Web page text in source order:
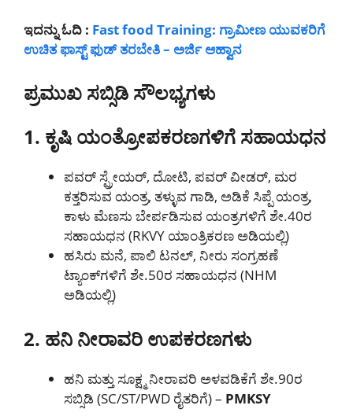
ಇದನ್ನು ಓದಿ : Fast food Training: ಗ್ರಾಮೀಣ ಯುವಕರಿಗೆ
ಉಚಿತ ಫಾಸ್ಟ್ ಫುಡ್ ತರಬೇತಿ – ಅರ್ಜಿ ಆಹ್ವಾನ
ಪ್ರಮುಖ ಸಬ್ಸಿಡಿ ಸೌಲಭ್ಯಗಳು
1. ಕೃಷಿ ಯಂತ್ರೋಪಕರಣಗಳಿಗೆ ಸಹಾಯಧನ
ಪವರ್ ಸ್ಪ್ರೇಯರ್, ದೋಟಿ, ಪವರ್ ವೀಡರ್, ಮರ
ಕತ್ತರಿಸುವ ಯಂತ್ರ, ತಳ್ಳುವ ಗಾಡಿ, ಅಡಿಕೆ ಸಿಪ್ಪೆ ಯಂತ್ರ,
ಕಾಳು ಮೆಣಸು ಬೇರ್ಪಡಿಸುವ ಯಂತ್ರಗಳಿಗೆ ಶೇ.40ರ
ಸಹಾಯಧನ (RKVY ಯಾಂತ್ರಿಕರಣ ಅಡಿಯಲ್ಲಿ)
ಹಸಿರು ಮನೆ, ಪಾಲಿ ಟನಲ್, ನೀರು ಸಂಗ್ರಹಣೆ
ಟ್ಯಾಂಕ್‌ಗಳಿಗೆ ಶೇ.50ರ ಸಹಾಯಧನ (NHM
ಅಡಿಯಲ್ಲಿ)
2. ಹನಿ ನೀರಾವರಿ ಉಪಕರಣಗಳು
ಹನಿ ಮತ್ತು ಸೂಕ್ಷ್ಮ ನೀರಾವರಿ ಅಳವಡಿಕೆಗೆ ಶೇ.90ರ
ಸಬ್ಸಿಡಿ (SC/ST/PWD ರೈತರಿಗೆ) – PMKSY